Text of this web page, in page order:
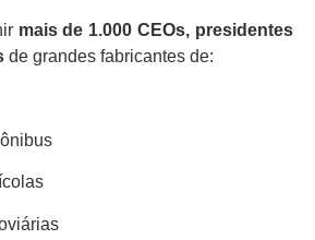
mais de 1.000 CEOs, presidentes
de grandes fabricantes de: